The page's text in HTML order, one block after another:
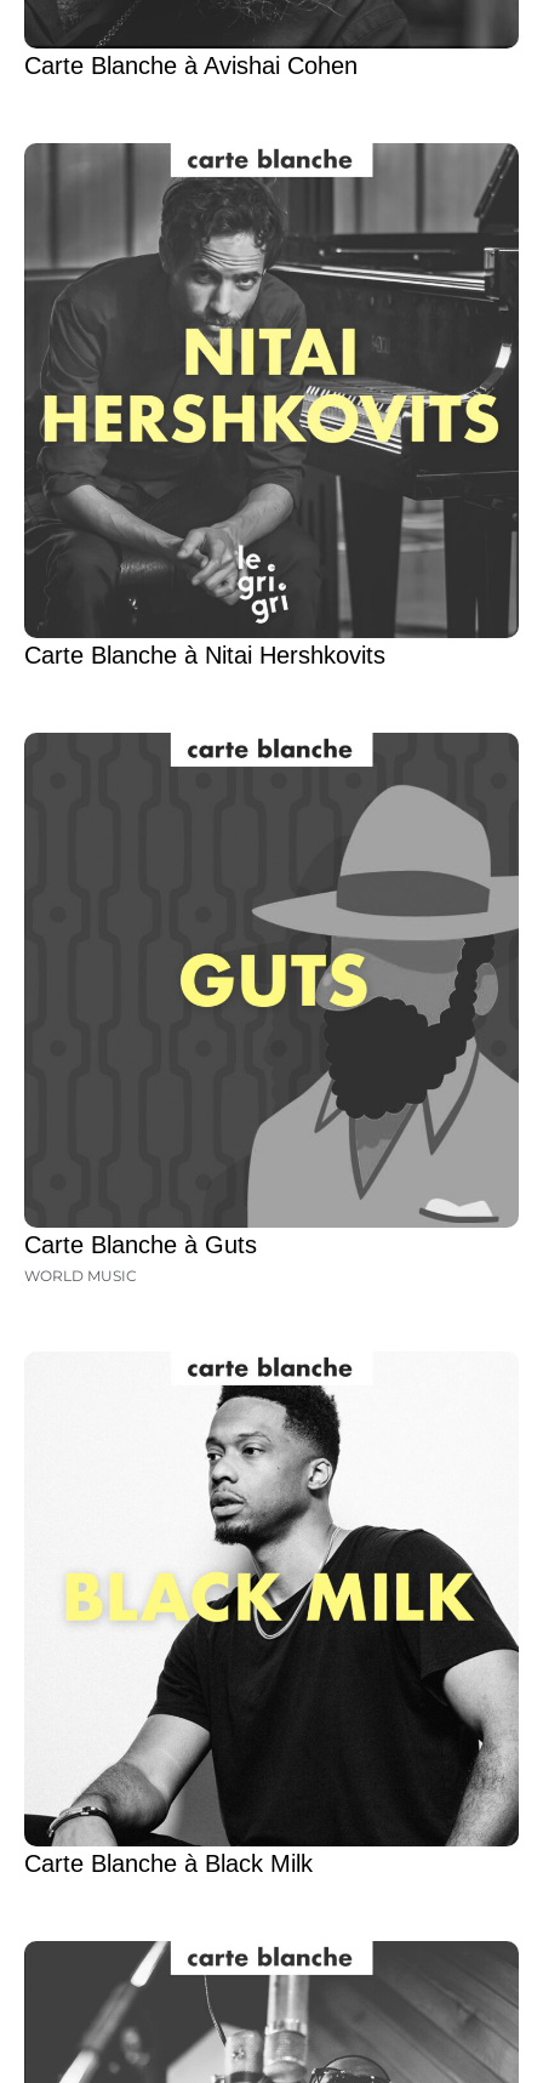
Carte Blanche à Avishai Cohen
Carte Blanche à Nitai Hershkovits
Carte Blanche à Guts
WORLD MUSIC
Carte Blanche à Black Milk